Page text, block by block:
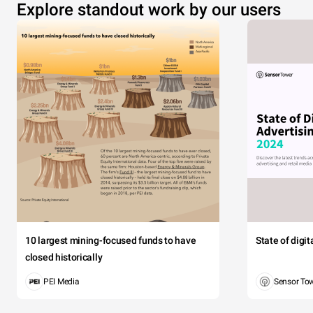
Explore standout work by our users
10 largest mining-focused funds to have
closed historically
PEI Media
State of
Sensor